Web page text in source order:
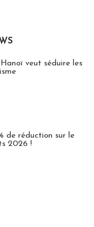
veut séduire les
de réduction sur le
2026 !